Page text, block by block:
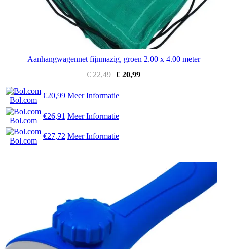
Aanhangwagennet fijnmazig, groen 2.00 x 4.00 meter
€22,49 Oorspronkelijke
€ 22,49.
€ 20,99Huidige
Bol.com
€20,99 Meer Informatie
Bol.com
€26,91 Meer Informatie
Bol.com
€27,72 Meer Informatie